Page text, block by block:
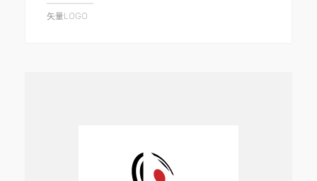
矢量LOGO